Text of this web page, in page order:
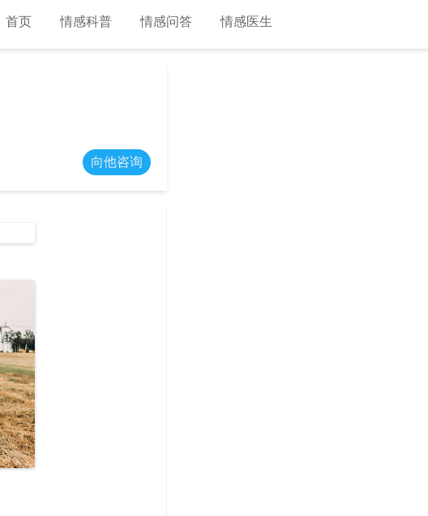
首页 情感科普 情感问答 情感医生
向他咨询